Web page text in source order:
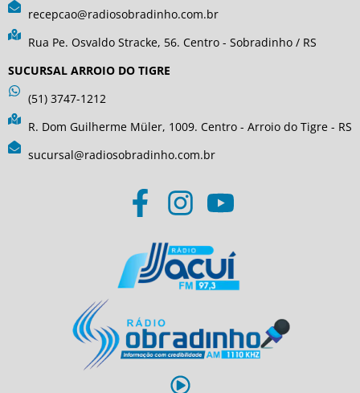
recepcao@radiosobradinho.com.br
Rua Pe. Osvaldo Stracke, 56. Centro - Sobradinho / RS
SUCURSAL ARROIO DO TIGRE
(51) 3747-1212
R. Dom Guilherme Müler, 1009. Centro - Arroio do Tigre - RS
sucursal@radiosobradinho.com.br